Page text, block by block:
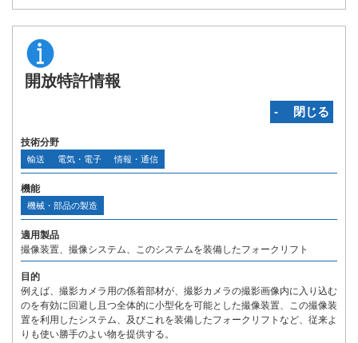
開放特許情報
‐ 閉じる
技術分野
輸送 電気・電子 情報・通信
機能
機械・部品の製造
適用製品
撮像装置、撮像システム、このシステムを装備したフォークリフト
目的
例えば、撮影カメラ用の係着部材が、撮影カメラの撮影画像内に入り込む
のを有効に回避し且つ全体的に小型化を可能とした撮像装置、この撮像装
置を利用したシステム、及びこれを装備したフォークリフトなど、従来よ
りも使い勝手のよい物を提供する。